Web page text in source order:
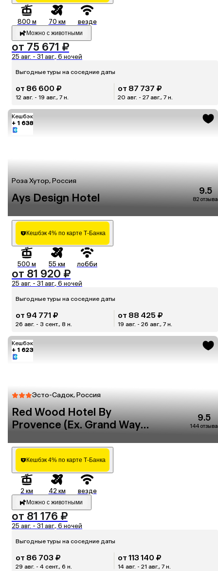
800 м 70 км везде
Можно с животными
от 75 671 ₽
25 авг. - 31 авг., 6 ночей
Выгодные туры на соседние даты
от 86 600 ₽
12 авг. - 19 авг., 7 н.
от 87 737 ₽
20 авг. - 27 авг., 7 н.
Кешбэк
+ 1 638
Роза Хутор, Россия
Ays Design Hotel
9.5
82 отзыва
Кешбэк 4% по карте Т-Банка
500 м 55 км лобби
от 81 920 ₽
25 авг. - 31 авг., 6 ночей
Выгодные туры на соседние даты
от 94 771 ₽
26 авг. - 3 сент., 8 н.
от 88 425 ₽
19 авг. - 26 авг., 7 н.
Кешбэк
+ 1 623
Эсто-Садок, Россия
Red Wood Hotel By
Provence (Ex. Grand Way
9.5
144 отзыва
Кешбэк 4% по карте Т-Банка
2 км 42 км везде
Можно с животными
от 81 176 ₽
25 авг. - 31 авг., 6 ночей
Выгодные туры на соседние даты
от 86 703 ₽
29 авг. - 4 сент., 6 н.
от 113 140 ₽
14 авг. - 21 авг., 7 н.